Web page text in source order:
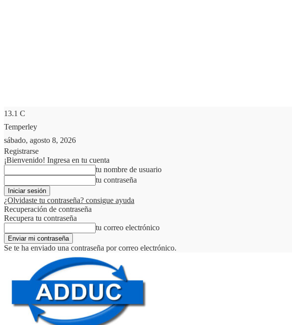
13.1 C
Temperley
sábado, agosto 8, 2026
Registrarse
¡Bienvenido! Ingresa en tu cuenta
tu nombre de usuario
tu contraseña
¿Olvidaste tu contraseña? consigue ayuda
Recuperación de contraseña
Recupera tu contraseña
tu correo electrónico
Se te ha enviado una contraseña por correo electrónico.